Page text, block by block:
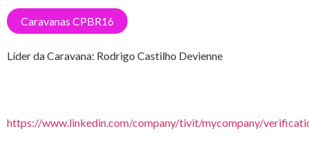
Caravanas CPBR16
Líder da Caravana: Rodrigo Castilho Devienne
https://www.linkedin.com/company/tivit/mycompany/